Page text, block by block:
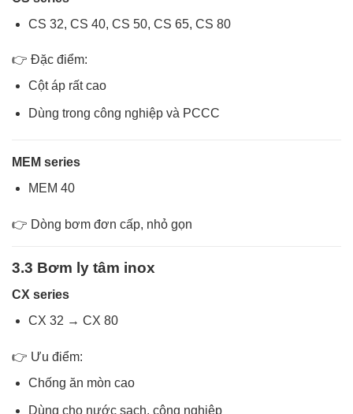
CS 32, CS 40, CS 50, CS 65, CS 80
👉 Đặc điểm:
Cột áp rất cao
Dùng trong công nghiệp và PCCC
MEM series
MEM 40
👉 Dòng bơm đơn cấp, nhỏ gọn
3.3 Bơm ly tâm inox
CX series
CX 32 → CX 80
👉 Ưu điểm:
Chống ăn mòn cao
Dùng cho nước sạch, công nghiệp